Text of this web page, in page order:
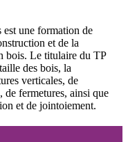
une formation de
et de la
bois. Le titulaire du TP
des bois, la
verticales, de
de fermetures, ainsi que
et de jointoiement.